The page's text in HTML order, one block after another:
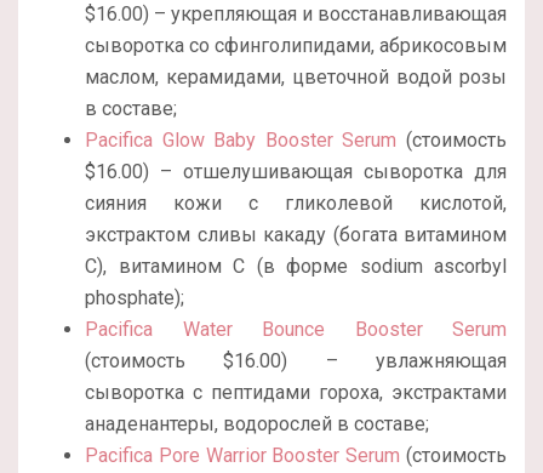
$16.00) – укрепляющая и восстанавливающая
сыворотка со сфинголипидами, абрикосовым
маслом, керамидами, цветочной водой розы
в составе;
Pacifica Glow Baby Booster Serum (стоимость
$16.00) – отшелушивающая сыворотка для
сияния кожи с гликолевой кислотой,
экстрактом сливы какаду (богата витамином
С), витамином С (в форме sodium ascorbyl
phosphate);
Pacifica Water Bounce Booster Serum
(стоимость $16.00) – увлажняющая
сыворотка с пептидами гороха, экстрактами
анаденантеры, водорослей в составе;
Pacifica Pore Warrior Booster Serum (стоимость